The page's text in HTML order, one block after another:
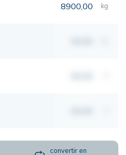
8900,00 kg
convertir en